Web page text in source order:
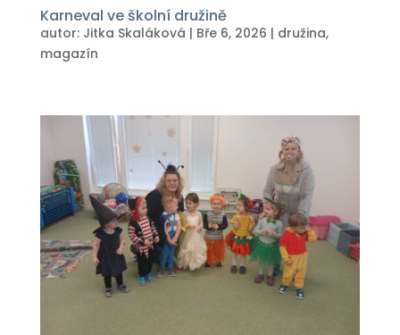
Karneval ve školní družině
autor: Jitka Skaláková | Bře 6, 2026 | družina,
magazín